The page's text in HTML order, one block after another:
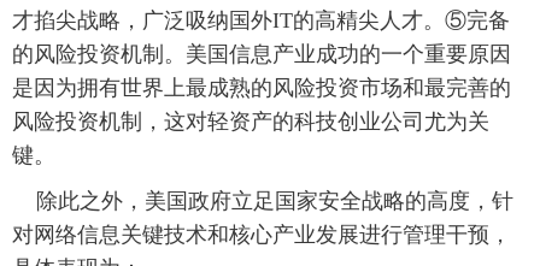
才掐尖战略，广泛吸纳国外IT的高精尖人才。⑤完备
的风险投资机制。美国信息产业成功的一个重要原因
是因为拥有世界上最成熟的风险投资市场和最完善的
风险投资机制，这对轻资产的科技创业公司尤为关
键。
除此之外，美国政府立足国家安全战略的高度，针
对网络信息关键技术和核心产业发展进行管理干预，